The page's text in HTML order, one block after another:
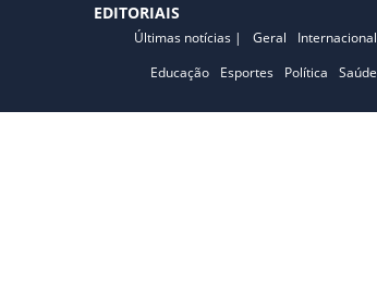
EDITORIAIS
Últimas notícias | Geral
Internacional
Educação
Esportes Política Saúde